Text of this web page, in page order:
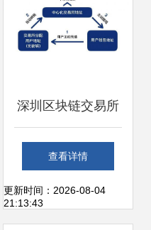
深圳区块链交易所
系统一站式开发搭
建与运维解决方案
查看详情
更新时间：2026-08-04
21:13:43